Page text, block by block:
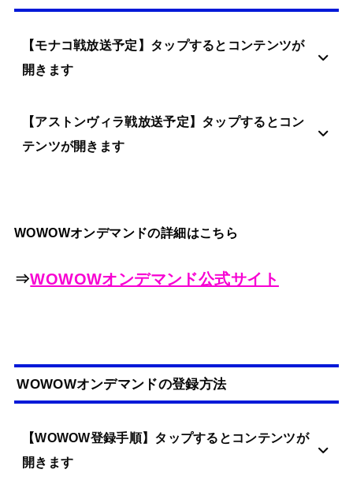
【モナコ戦放送予定】タップするとコンテンツが
開きます
【アストンヴィラ戦放送予定】タップするとコン
テンツが開きます
WOWOWオンデマンドの詳細はこちら
⇒WOWOWオンデマンド公式サイト
WOWOWオンデマンドの登録方法
【WOWOW登録手順】タップするとコンテンツが
開きます